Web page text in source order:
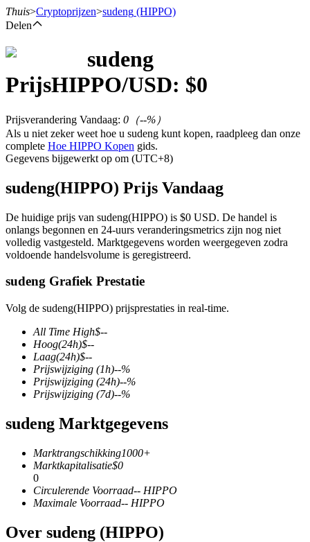
Futures met USDT als onderpand
COIN-M-futures
Cryptocurrency-futures
TradFi
Derivaten voor aandelen, forex, edelmetalen en grondstoffen
Thuis>Cryptoprijzen>sudeng (HIPPO)
Delen
sudeng
PrijsHIPPO/USD: $0
Prijsverandering Vandaag: 0 （--%）
Als u niet zeker weet hoe u sudeng kunt kopen, raadpleeg dan onze
complete Hoe HIPPO Kopen gids.
Gegevens bijgewerkt op om (UTC+8)
sudeng(HIPPO) Prijs Vandaag
De huidige prijs van sudeng(HIPPO) is $0 USD. De handel is
onlangs begonnen en 24-uurs veranderingsmetrics zijn nog niet
volledig vastgesteld. Marktgegevens worden weergegeven zodra
voldoende handelsvolume is geregistreerd.
sudeng Grafiek Prestatie
Volg de sudeng(HIPPO) prijsprestaties in real-time.
All Time High$--
Hoog(24h)$--
Laag(24h)$--
Prijswijziging (1h)--%
Prijswijziging (24h)--%
Prijswijziging (7d)--%
sudeng Marktgegevens
Marktrangschikking1000+
Marktkapitalisatie$0
0
Circulerende Voorraad-- HIPPO
Maximale Voorraad-- HIPPO
Over sudeng (HIPPO)